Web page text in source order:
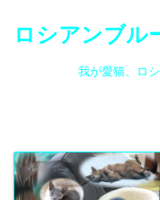
ロシアンブル
我が愛猫、ロ